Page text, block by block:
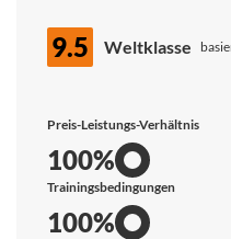
9.5 Weltklasse
Preis-Leistungs-Verhältnis
100%
Trainingsbedingungen
100%